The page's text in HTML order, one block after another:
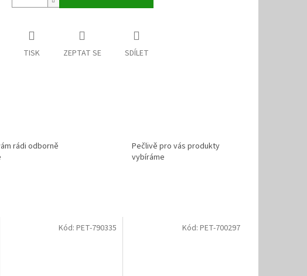
TISK ZEPTAT SE SDÍLET
rádi odborně
Pečlivě pro vás produkty
vybíráme
Kód:PET-790335 Kód: PET-700297